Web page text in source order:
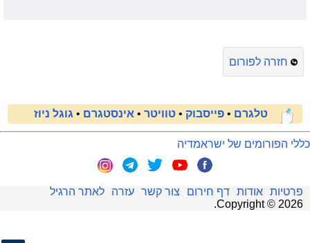
חזרה לפורום
טלגרם • פייסבוק • טוויטר • אינסטגרם • גוגל ניוז
כללי הפורומים של ישראמדיה
פרטיות אודות דף חירום צור קשר עזרה
לאתר הרגיל
Copyright © 2026
.